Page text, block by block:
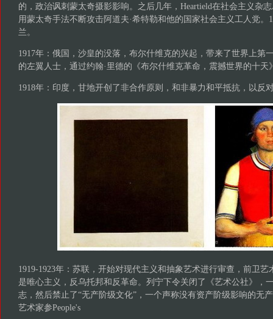
的，政治讽刺蒙太奇摄影影响。之后几年，Heartield在社会主义杂
用蒙太奇手法不断攻击阿道夫·希特勒和他的国家社会主义工人党。
兰。
1917年：俄国，沙皇的没落，布尔什维克的兴起，带来了世界上第
的左翼人士，通过约翰·里德的《布尔什维克革命，震撼世界的十天
1918年：印度，甘地开创了非合作原则，和非暴力和平抵抗，以反
1919-1923年：苏联，开始对现代主义和抽象艺术进行审查，前卫
是唯心主义，反乌托邦和反革命。列宁下令关闭了《艺术公社》，
志，然后禁止了“无产阶级文化”，一个声称没有资产阶级影响的无
艺术家参People's